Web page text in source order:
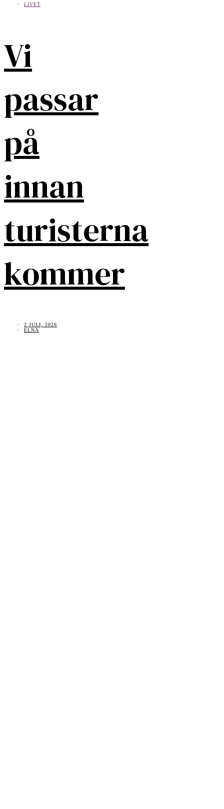
LIVET
Vi
passar
på
innan
turisterna
kommer
2 JULI, 2026
ELNA